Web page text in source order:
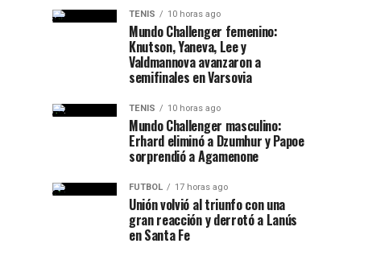
TENIS 10 horas ago
Mundo Challenger femenino:
Knutson, Yaneva, Lee y
Valdmannova avanzaron a
semifinales en Varsovia
TENIS 10 horas ago
Mundo Challenger masculino:
Erhard eliminó a Dzumhur y Papoe
sorprendió a Agamenone
FUTBOL 17 horas ago
Unión volvió al triunfo con una
gran reacción y derrotó a Lanús
en Santa Fe